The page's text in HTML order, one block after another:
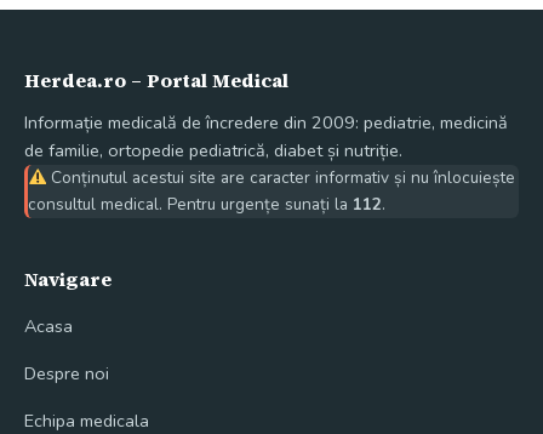
Herdea.ro – Portal Medical
Informație medicală de încredere din 2009: pediatrie, medicină
de familie, ortopedie pediatrică, diabet și nutriție.
Conținutul acestui site are caracter informativ și nu înlocuiește
consultul medical. Pentru urgențe sunați la 112.
Navigare
Acasa
Despre noi
Echipa medicala